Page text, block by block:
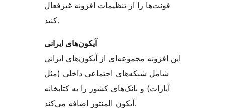
فونت‌ها را از تنظیمات افزونه غیرفعال
کنید.
آیکون‌های ایرانی
این افزونه مجموعه‌ای از آیکون‌های ایرانی
شامل شبکه‌های اجتماعی داخلی (مثل
آپارات) و بانک‌های کشور را به کتابخانه
آیکون المنتور اضافه می‌کند.